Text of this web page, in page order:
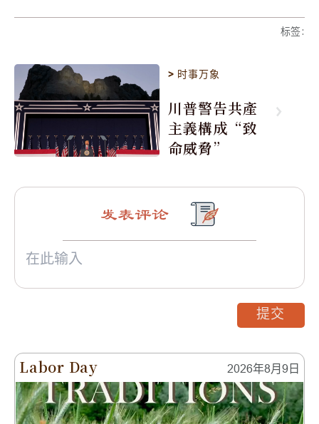
标签:
> 时事万象
川普警告共產
主義構成“致
命威脅”
Labor Day 2026年8月9日
发表评论
提交